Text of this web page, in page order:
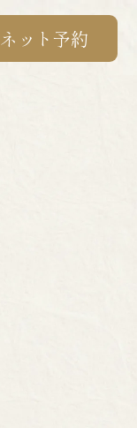
ネット予約